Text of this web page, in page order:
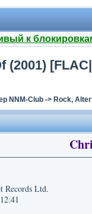
к
(2001)
NNM-Club -> Rock,
Records Ltd.